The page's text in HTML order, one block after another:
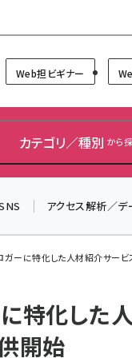
Web担ビギナー
カテゴリ／種別 から
アクセス解析／デ
ガーに特化した人材紹介サービ
に特化した
開始
生成AIをマーケティ
るセミナーイベント
2026」開催！
▼申し込みはこちら